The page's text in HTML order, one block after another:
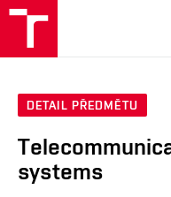
DETAIL PŘEDMĚTU
systems